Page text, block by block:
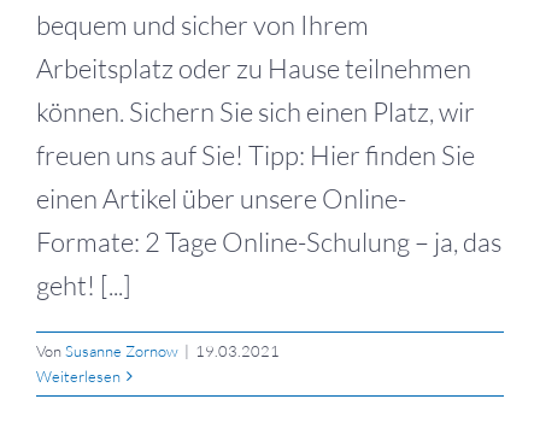
bequem und sicher von Ihrem
Arbeitsplatz oder zu Hause teilnehmen
können. Sichern Sie sich einen Platz, wir
freuen uns auf Sie! Tipp: Hier finden Sie
einen Artikel über unsere Online-
Formate: 2 Tage Online-Schulung – ja, das
geht! [...]
VonSusanne Zornow | 19.03.2021
Weiterlesen